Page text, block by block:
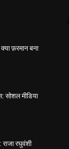
फ़रमान बना
सोशल मीडिया
राजा रघुवंशी